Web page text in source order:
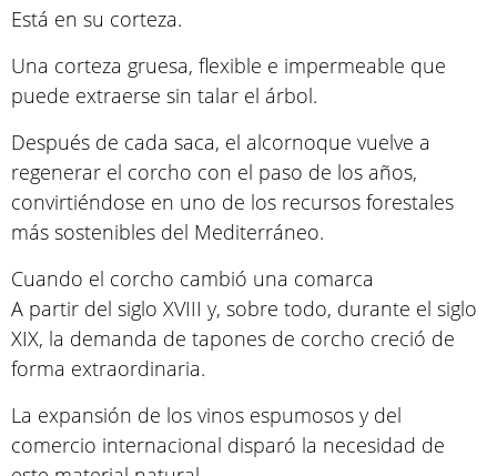
Está en su corteza.
Una corteza gruesa, flexible e impermeable que
puede extraerse sin talar el árbol.
Después de cada saca, el alcornoque vuelve a
regenerar el corcho con el paso de los años,
convirtiéndose en uno de los recursos forestales
más sostenibles del Mediterráneo.
Cuando el corcho cambió una comarca
A partir del siglo XVIII y, sobre todo, durante el siglo
XIX, la demanda de tapones de corcho creció de
forma extraordinaria.
La expansión de los vinos espumosos y del
comercio internacional disparó la necesidad de